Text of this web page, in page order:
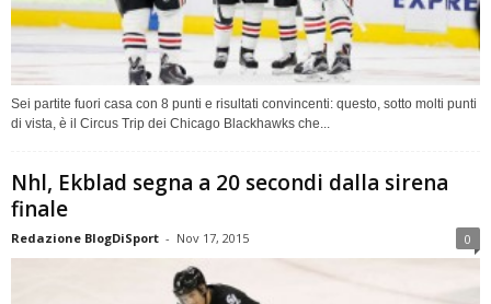
Sei partite fuori casa con 8 punti e risultati convincenti: questo, sotto molti punti
di vista, è il Circus Trip dei Chicago Blackhawks che...
Nhl, Ekblad segna a 20 secondi dalla sirena
finale
Redazione BlogDiSport - Nov 17, 2015 0